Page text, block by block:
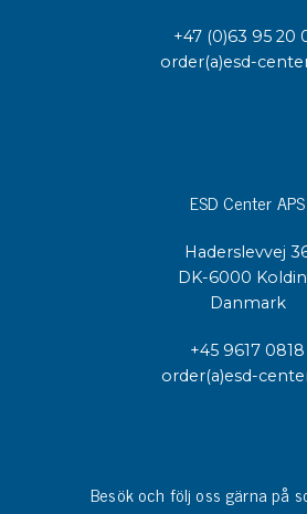
+47 (0)63 95 20
order(a)esd-
ESD Center APS
Haderslevvej
DK-6000
Danmark
+45 9617 0818
order(a)esd-
Besök och följ oss gärna på